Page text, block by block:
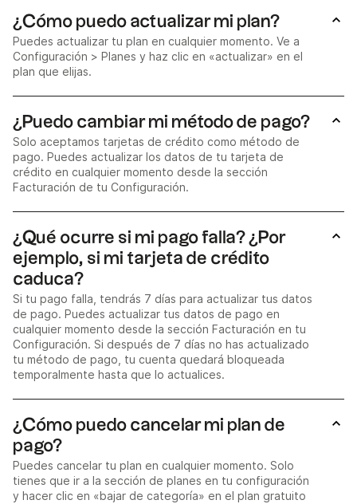
¿Cómo puedo actualizar mi plan?
Puedes actualizar tu plan en cualquier momento. Ve a
Configuración > Planes y haz clic en «actualizar» en el
plan que elijas.
¿Puedo cambiar mi método de pago?
Solo aceptamos tarjetas de crédito como método de
pago. Puedes actualizar los datos de tu tarjeta de
crédito en cualquier momento desde la sección
Facturación de tu Configuración.
¿Qué ocurre si mi pago falla? ¿Por
ejemplo, si mi tarjeta de crédito
caduca?
Si tu pago falla, tendrás 7 días para actualizar tus datos
de pago. Puedes actualizar tus datos de pago en
cualquier momento desde la sección Facturación en tu
Configuración. Si después de 7 días no has actualizado
tu método de pago, tu cuenta quedará bloqueada
temporalmente hasta que lo actualices.
¿Cómo puedo cancelar mi plan de
pago?
Puedes cancelar tu plan en cualquier momento. Solo
tienes que ir a la sección de planes en tu configuración
y hacer clic en «bajar de categoría» en el plan gratuito